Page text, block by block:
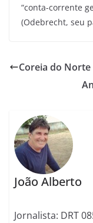
“conta-corrente
(Odebrecht, seu
Coreia do
João Alberto
Jornalista: DRT